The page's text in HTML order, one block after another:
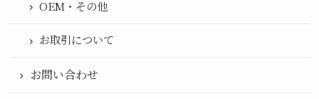
OEM・その他
お取引について
お問い合わせ